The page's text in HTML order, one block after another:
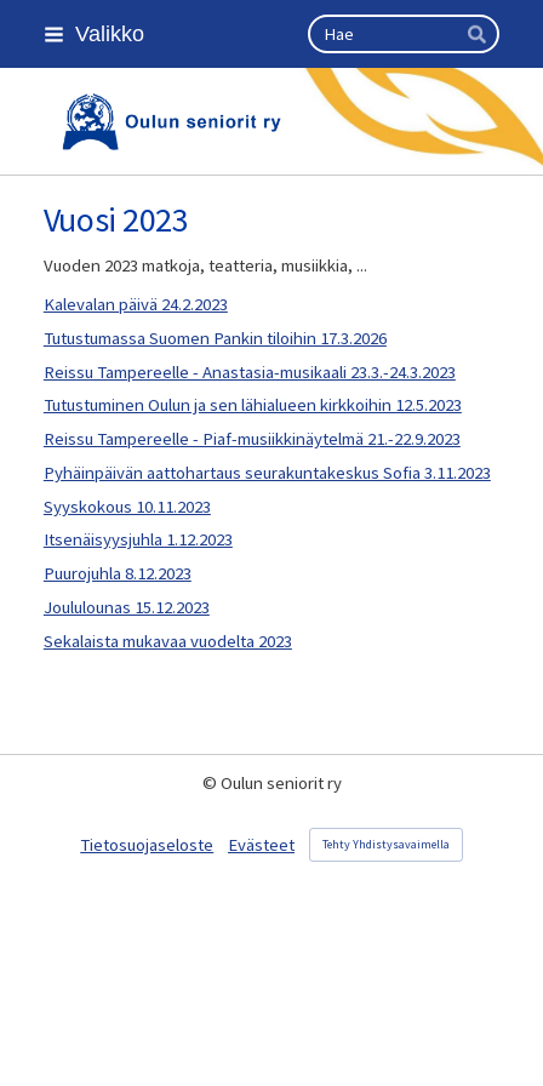
Siirry
sivun
Valikko Haku
Hae
Kansallinen senioriliitto
Vuosi 2023
Vuoden 2023 matkoja, teatteria, musiikkia, ...
Kalevalan päivä 24.2.2023
Tutustumassa Suomen Pankin tiloihin 17.3.2026
Reissu Tampereelle - Anastasia-musikaali 23.3.-24.3.2023
Tutustuminen Oulun ja sen lähialueen kirkkoihin 12.5.2023
Reissu Tampereelle - Piaf-musiikkinäytelmä 21.-22.9.2023
Pyhäinpäivän aattohartaus seurakuntakeskus Sofia 3.11.2023
Syyskokous 10.11.2023
Itsenäisyysjuhla 1.12.2023
Puurojuhla 8.12.2023
Joululounas 15.12.2023
Sekalaista mukavaa vuodelta 2023
© Oulun seniorit ry
Tietosuojaseloste Evästeet Tehty Yhdistysavaimella